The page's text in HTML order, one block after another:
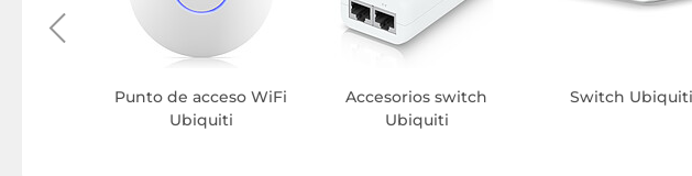
Punto de acceso WiFi
Ubiquiti
Accesorios switch
Ubiquiti
Switch Ubiquiti